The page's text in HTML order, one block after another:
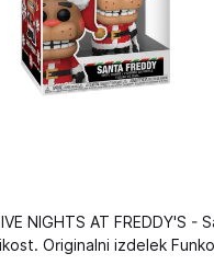
NIGHTS AT FREDDY'S -
Originalni izdelek